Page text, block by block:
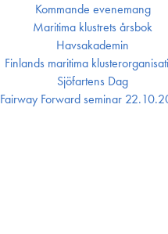
Kommande evenemang
Maritima klustrets årsbok
Havsakademin
Finlands maritima
Sjöfartens Dag
Fairway Forward seminar